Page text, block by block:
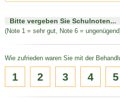
Bitte vergeben Sie Schulnoten...
(Note 1 = sehr gut, Note 6 =
Wie zufrieden waren Sie mit der
1 2 3 4 5